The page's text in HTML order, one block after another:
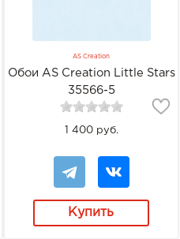
AS Creation
Обои AS Creation Little Stars
35566-5
1 400 руб.
Купить